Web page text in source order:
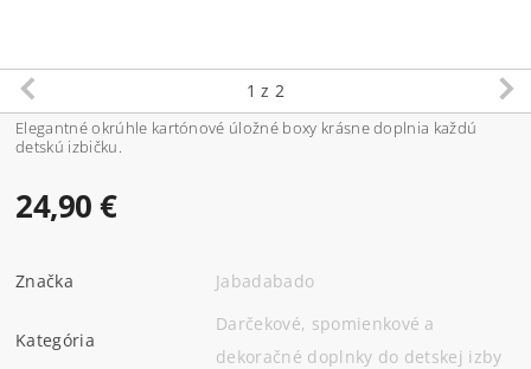
1 z 2
Elegantné okrúhle kartónové úložné boxy krásne doplnia každú
detskú izbičku.
24,90 €
Značka Jabadabado
Kategória
Darčekové, spomienkové a
dekoračné doplnky do detskej izby